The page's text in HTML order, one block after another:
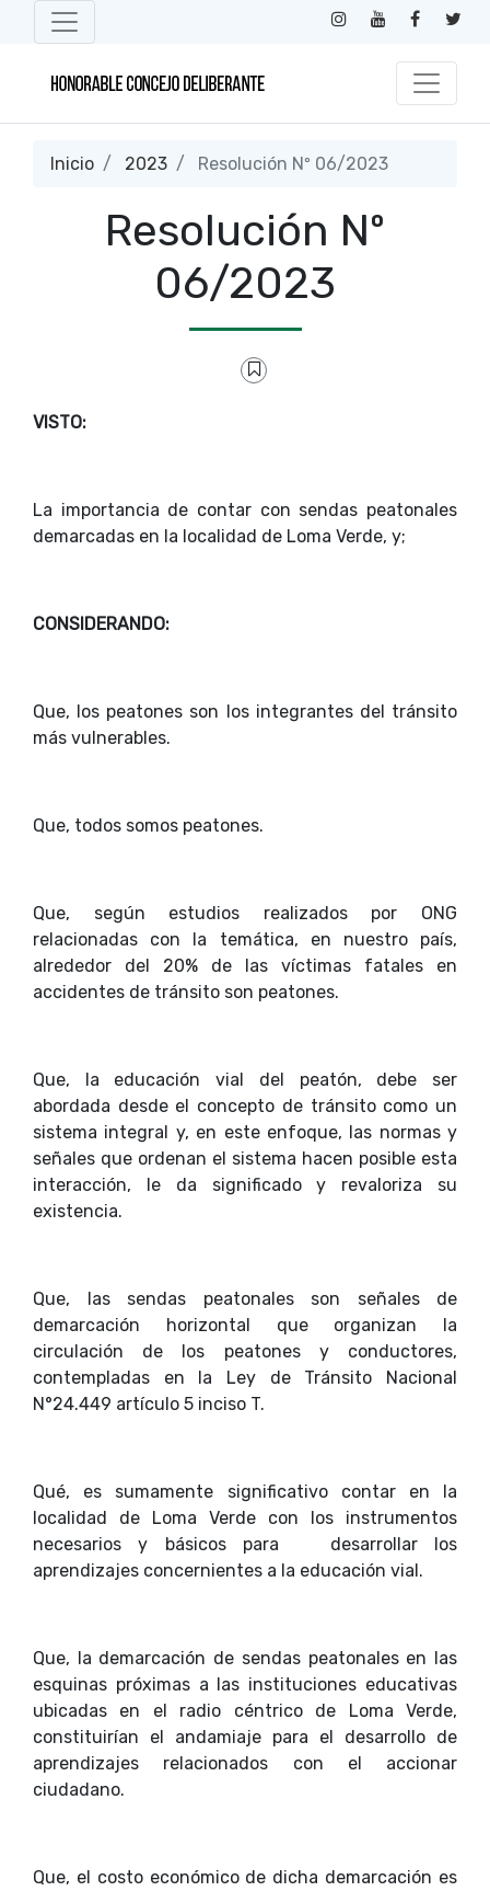
Inicio 2023 Resolución Nº 06/2023
Resolución Nº
06/2023
VISTO:
La importancia de contar con sendas peatonales
demarcadas en la localidad de Loma Verde, y;
CONSIDERANDO:
Que, los peatones son los integrantes del tránsito
más vulnerables.
Que, todos somos peatones.
Que, según estudios realizados por ONG
relacionadas con la temática, en nuestro país,
alrededor del 20% de las víctimas fatales en
accidentes de tránsito son peatones.
Que, la educación vial del peatón, debe ser
abordada desde el concepto de tránsito como un
sistema integral y, en este enfoque, las normas y
señales que ordenan el sistema hacen posible esta
interacción, le da significado y revaloriza su
existencia.
Que, las sendas peatonales son señales de
demarcación horizontal que organizan la
circulación de los peatones y conductores,
contempladas en la Ley de Tránsito Nacional
N°24.449 artículo 5 inciso T.
Qué, es sumamente significativo contar en la
localidad de Loma Verde con los instrumentos
necesarios y básicos para desarrollar los
aprendizajes concernientes a la educación vial.
Que, la demarcación de sendas peatonales en las
esquinas próximas a las instituciones educativas
ubicadas en el radio céntrico de Loma Verde,
constituirían el andamiaje para el desarrollo de
aprendizajes relacionados con el accionar
ciudadano.
Que, el costo económico de dicha demarcación es